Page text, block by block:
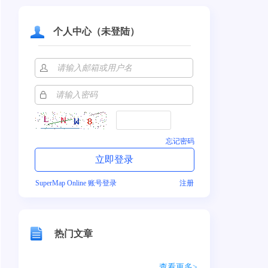
个人中心（未登陆）
忘记密码
SuperMap Online 账号登录 注册
热门文章